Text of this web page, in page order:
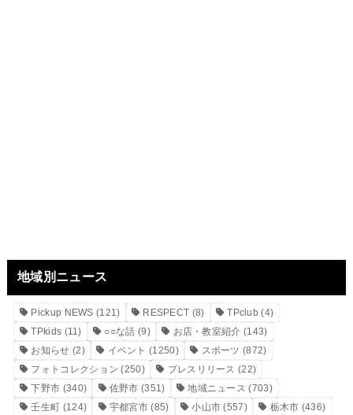
地域別ニュース
Pickup NEWS (121) RESPECT (8) TPclub (4)
TPkids (11) ○○な話 (9) お店・教室紹介 (143)
お知らせ (2) イベント (1250) スポーツ (872)
フォトコレクション (250) プレスリリース (22)
下野市 (340) 佐野市 (351) 地域ニュース (703)
壬生町 (124) 宇都宮市 (85) 小山市 (557) 栃木市 (436)